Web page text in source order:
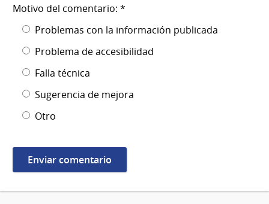
Motivo del comentario: *
Problemas con la información publicada
Problema de accesibilidad
Falla técnica
Sugerencia de mejora
Otro